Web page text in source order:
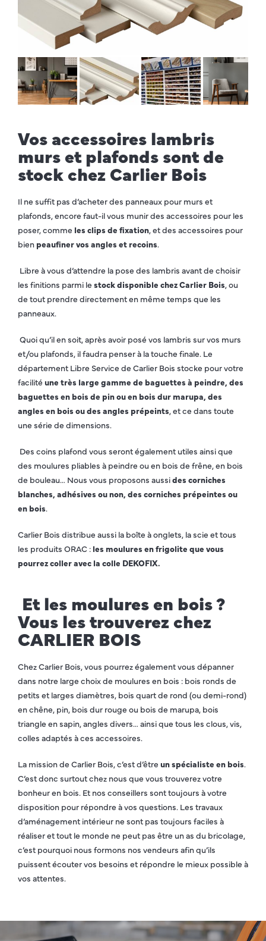
Vos accessoires lambris
murs et plafonds sont de
stock chez Carlier Bois
Il ne suffit pas d’acheter des panneaux pour murs et
plafonds, encore faut-il vous munir des accessoires pour les
poser, comme les clips de fixation, et des accessoires pour
bien peaufiner vos angles et recoins.
Libre à vous d’attendre la pose des lambris avant de choisir
les finitions parmi le stock disponible chez Carlier Bois, ou
de tout prendre directement en même temps que les
panneaux.
Quoi qu’il en soit, après avoir posé vos lambris sur vos murs
et/ou plafonds, il faudra penser à la touche finale. Le
département Libre Service de Carlier Bois stocke pour votre
facilité une très large gamme de baguettes à peindre, des
baguettes en bois de pin ou en bois dur marupa, des
angles en bois ou des angles prépeints, et ce dans toute
une série de dimensions.
Des coins plafond vous seront également utiles ainsi que
des moulures pliables à peindre ou en bois de frêne, en bois
de bouleau… Nous vous proposons aussides corniches
blanches, adhésives ou non, des corniches prépeintes ou
en bois.
Carlier Bois distribue aussi la boîte à onglets, la scie et tous
les produits ORAC : les moulures en frigolite que vous
pourrez coller avec la colle DEKOFIX.
Et les moulures en bois ?
Vous les trouverez chez
CARLIER BOIS
Chez Carlier Bois, vous pourrez également vous dépanner
dans notre large choix de moulures en bois : bois ronds de
petits et larges diamètres, bois quart de rond (ou demi-rond)
en chêne, pin, bois dur rouge ou bois de marupa, bois
triangle en sapin, angles divers… ainsi que tous les clous, vis,
colles adaptés à ces accessoires.
La mission de Carlier Bois, c’est d’être un spécialiste en bois.
C’est donc surtout chez nous que vous trouverez votre
bonheur en bois. Et nos conseillers sont toujours à votre
disposition pour répondre à vos questions. Les travaux
d’aménagement intérieur ne sont pas toujours faciles à
réaliser et tout le monde ne peut pas être un as du bricolage,
c’est pourquoi nous formons nos vendeurs afin qu’ils
puissent écouter vos besoins et répondre le mieux possible à
vos attentes.